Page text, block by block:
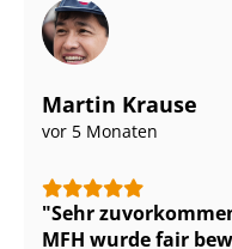
Martin Krause
vor 5 Monaten
Sehr
MFH wurde fair